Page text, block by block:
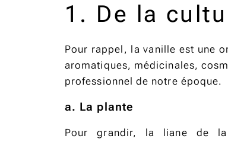
1. De la
Pour rappel, la vanille est une
aromatiques, médicinales,
professionnel de notre époque.
a. La plante
Pour grandir, la liane de